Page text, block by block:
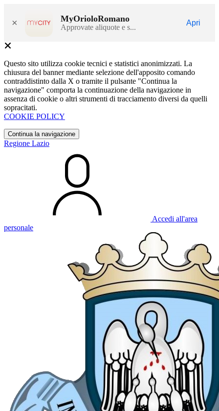
× MyOrioloRomano
Approvate aliquote e s...
Apri
Questo sito utilizza cookie tecnici e statistici anonimizzati. La
chiusura del banner mediante selezione dell'apposito comando
contraddistinto dalla X o tramite il pulsante "Continua la
navigazione" comporta la continuazione della navigazione in
assenza di cookie o altri strumenti di tracciamento diversi da quelli
sopracitati.
COOKIE POLICY
Continua la navigazione
Regione Lazio
Accedi all'area
personale